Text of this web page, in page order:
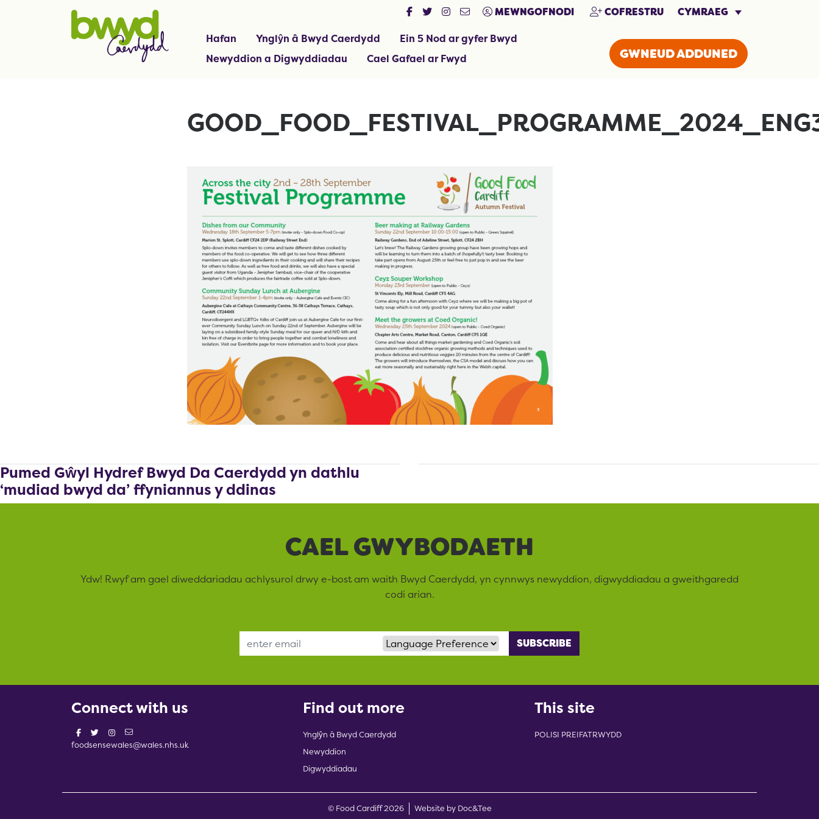
MEWNGOFNODI COFRESTRU CYMRAEG
Hafan Ynglŷn â Bwyd Caerdydd
Ein 5 Nod ar gyfer Bwyd
Newyddion a Digwyddiadau
Cael Gafael ar Fwyd GWNEUD ADDUNED
Pumed Gŵyl Hydref Bwyd Da Caerdydd yn dathlu
‘mudiad bwyd da’ ffyniannus y ddinas
CAEL GWYBODAETH
Ydw! Rwyf am gael diweddariadau achlysurol drwy e-bost am waith Bwyd Caerdydd, yn cynnwys newyddion, digwyddiadau a gweithgaredd
codi arian.
Email Address Language Preference
Connect with us
foodsensewales@wales.nhs.uk
Find out more
Ynglŷn â Bwyd Caerdydd
Newyddion
Digwyddiadau
This site
POLISI PREIFATRWYDD
© Food Cardiff 2026 Website by Doc&Tee(opens new window)